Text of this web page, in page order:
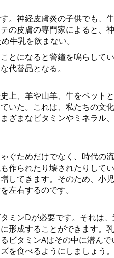
。神経皮膚炎の子供でも、
の皮膚の専門家によると、
牛乳を飲まない。
とになると警鐘を鳴らして
代替品となる。
上、羊や山羊、牛をペット
た。これは、私たちの文
ざまなビタミンやミネラル
ぐためだけでなく、時代の
作られたり壊されたりして
してきます。そのため、小
左右するのです。
ミンDが必要です。それは
形成することができます。
ビタミンAはその中に潜ん
を食べるようにしましょう